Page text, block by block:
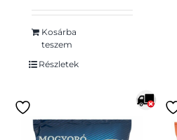
Kosárba
teszem
Részletek